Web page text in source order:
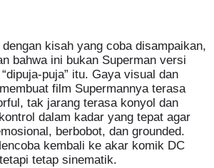
kisah yang coba disampaikan,
bahwa ini bukan Superman versi
puja” itu. Gaya visual dan
film Supermannya terasa
tak jarang terasa konyol dan
dalam kadar yang tepat agar
berbobot, dan grounded.
kembali ke akar komik DC
tetap sinematik.